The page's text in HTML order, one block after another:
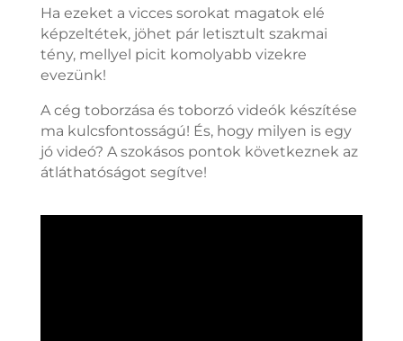
Ha ezeket a vicces sorokat magatok elé
képzeltétek, jöhet pár letisztult szakmai
tény, mellyel picit komolyabb vizekre
evezünk!
A cég toborzása és toborzó videók készítése
ma kulcsfontosságú! És, hogy milyen is egy
jó videó? A szokásos pontok következnek az
átláthatóságot segítve!